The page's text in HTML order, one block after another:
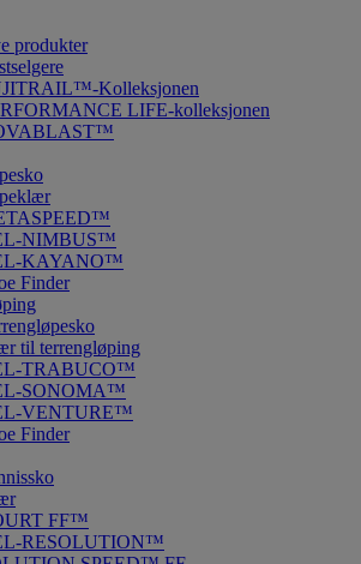
produkter
Kolleksjonen
LIFE-kolleksjonen
NIMBUS™
KAYANO™
Finder
til terrengløping
TRABUCO™
SONOMA™
VENTURE™
Finder
FF™
RESOLUTION™